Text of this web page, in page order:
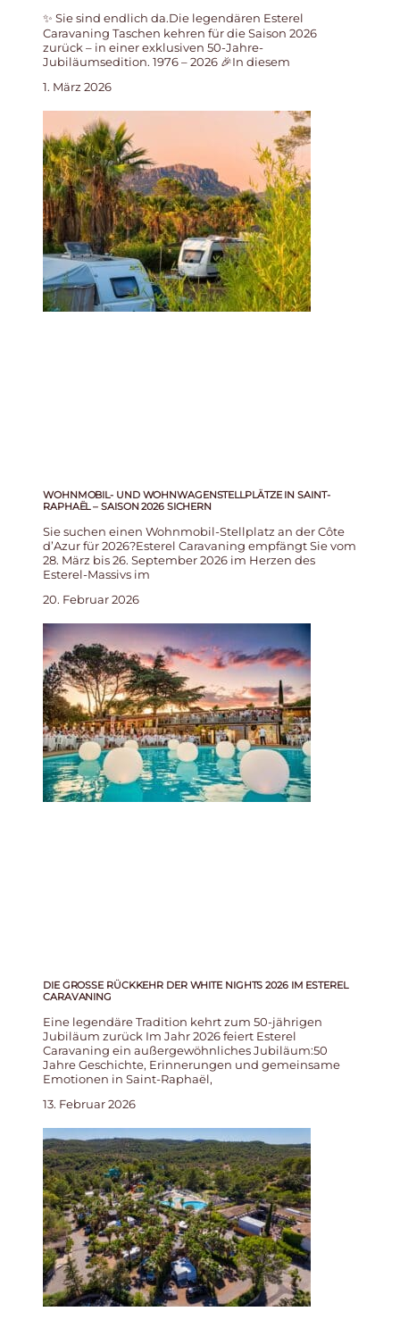
✨ Sie sind endlich da.Die legendären Esterel
Caravaning Taschen kehren für die Saison 2026
zurück – in einer exklusiven 50-Jahre-
Jubiläumsedition. 1976 – 2026 🎉In diesem
1. März 2026
WOHNMOBIL- UND WOHNWAGENSTELLPLÄTZE IN SAINT-
RAPHAËL – SAISON 2026 SICHERN
Sie suchen einen Wohnmobil-Stellplatz an der Côte
d’Azur für 2026?Esterel Caravaning empfängt Sie vom
28. März bis 26. September 2026 im Herzen des
Esterel-Massivs im
20. Februar 2026
DIE GROSSE RÜCKKEHR DER WHITE NIGHTS 2026 IM ESTEREL C
ARAVANING
Eine legendäre Tradition kehrt zum 50-jährigen
Jubiläum zurück Im Jahr 2026 feiert Esterel
Caravaning ein außergewöhnliches Jubiläum:50
Jahre Geschichte, Erinnerungen und gemeinsame
Emotionen in Saint-Raphaël,
13. Februar 2026